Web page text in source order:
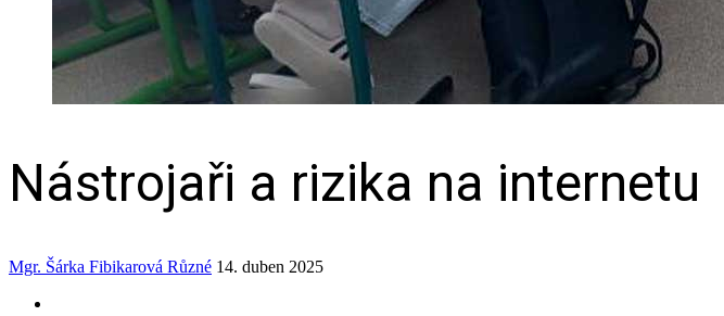
Nástrojaři a rizika na internetu
Mgr. Šárka Fibikarová Různé 14. duben 2025